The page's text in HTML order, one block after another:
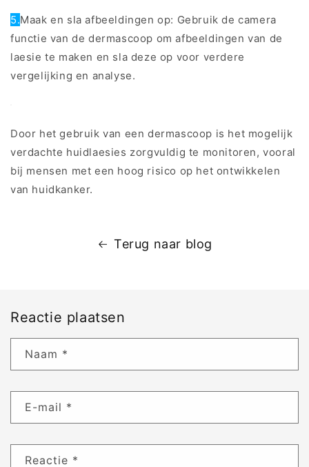
5.Maak en sla afbeeldingen op: Gebruik de camera
functie van de dermascoop om afbeeldingen van de
laesie te maken en sla deze op voor verdere
vergelijking en analyse.
Door het gebruik van een dermascoop is het mogelijk
verdachte huidlaesies zorgvuldig te monitoren, vooral
bij mensen met een hoog risico op het ontwikkelen
van huidkanker.
Terug naar blog
Reactie plaatsen
Naam *
E-mail *
Reactie *